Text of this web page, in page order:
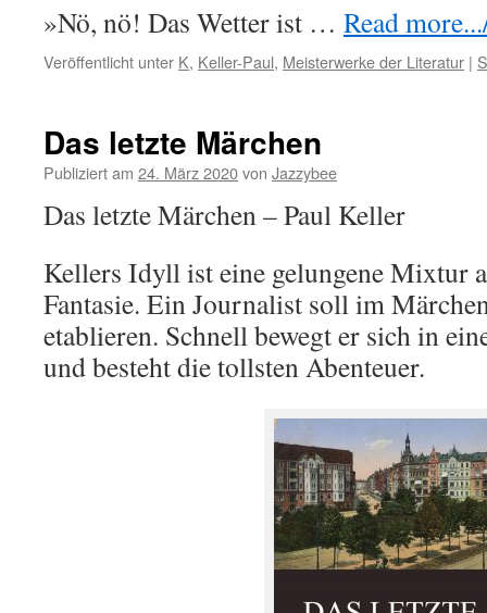
»Nö, nö! Das Wetter ist … Read
Veröffentlicht unter K, Keller-Paul, Meisterwerke der Literatur |
Das letzte Märchen
Publiziert am 24. März 2020von Jazzybee
Das letzte Märchen – Paul Keller
Kellers Idyll ist eine gelungene Mixtur
Fantasie. Ein Journalist soll im
etablieren. Schnell bewegt er sich in
und besteht die tollsten Abenteuer.